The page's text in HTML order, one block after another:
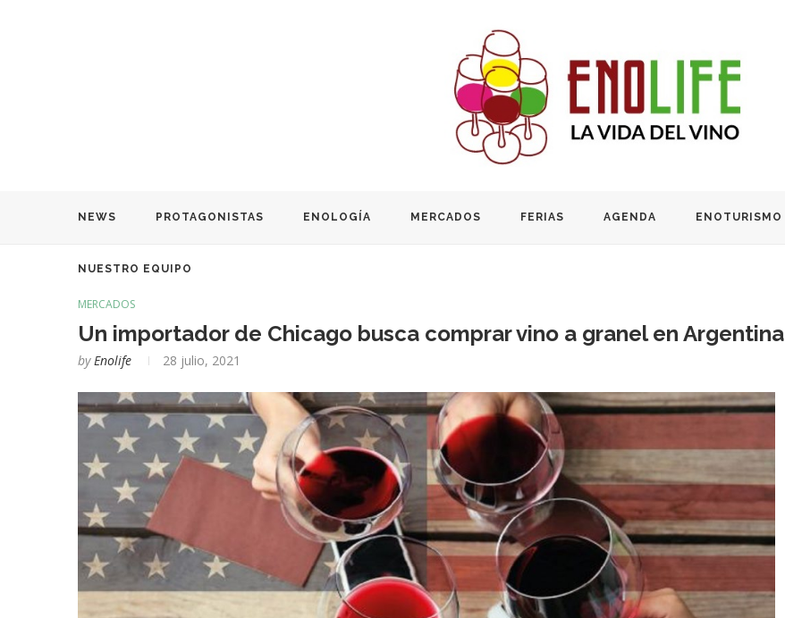
NEWS PROTAGONISTAS ENOLOGÍA MERCADOS FERIAS AGENDA ENOTURISMO
NUESTRO EQUIPO
MERCADOS
Un importador de Chicago busca comprar vino a granel en Argentina
by Enolife 28 julio, 2021